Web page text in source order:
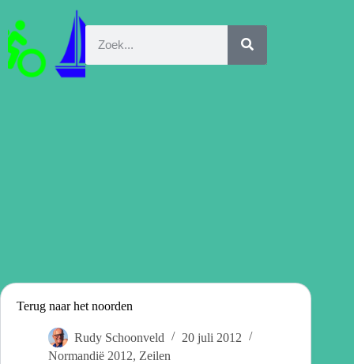
Terug naar het noorden
Rudy Schoonveld
20 juli 2012
Normandië 2012, Zeilen